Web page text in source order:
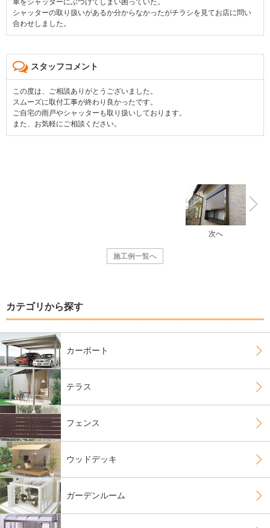
車をシャッターにぶつけてしまい困っていた。
シャッターの取り扱いがあるか分からなかったがチラシを見てお店に問い
合わせしました。
スタッフコメント
この度は、ご相談ありがとうございました。
スムーズに取付工事が終わり良かったです。
ご自宅の雨戸やシャッターも取り扱いしております。
また、お気軽にご相談ください。
施工例一覧へ
次へ
カテゴリから探す
カーポート
テラス
フェンス
ウッドデッキ
ガーデンルーム